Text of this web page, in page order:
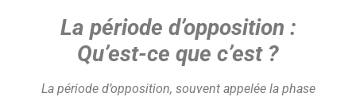
La période d’opposition :
Qu’est-ce que c’est ?
La période d’opposition, souvent appelée la phase